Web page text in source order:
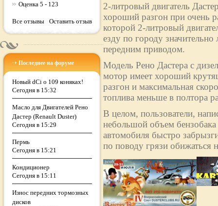
Оценка 5 - 123
Все отзывы Оставить отзыв
Последнее на форуме
Новый dCi о 109 коняках!
Сегодня в 15:32
Масло для Двигателей Рено
Дастер (Renault Duster)
Сегодня в 15:29
Пермь
Сегодня в 15:21
Кондиционер
Сегодня в 15:11
Износ передних тормозных
дисков
2-литровый двигатель
хороший разгон при очень
которой 2-литровый
езду по городу
передним приводом.
Модель Рено Дастера с
мотор имеет хороший
разгон и максимальная
топлива меньше в полтора
В целом, пользователи,
небольшой объем бензобака
автомобиля быстро
по поводу грязи обижаться